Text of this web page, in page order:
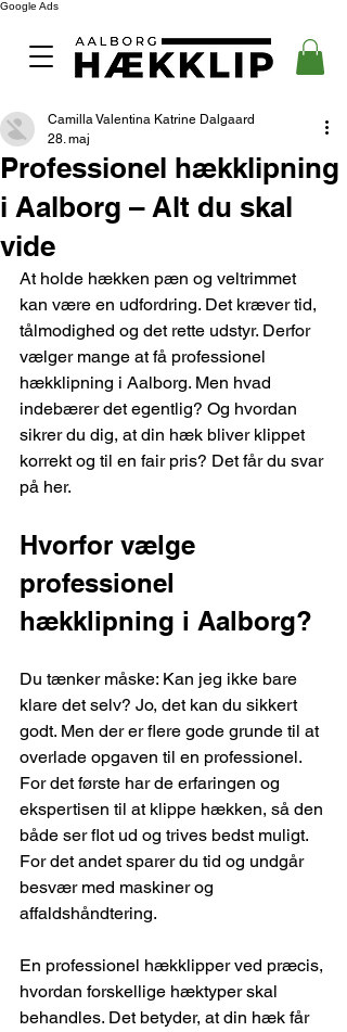
Google Ads
Professionel hækklipning
i Aalborg – Alt du skal
vide
Camilla Valentina Katrine Dalgaard
28. maj
At holde hækken pæn og veltrimmet
kan være en udfordring. Det kræver tid,
tålmodighed og det rette udstyr. Derfor
vælger mange at få professionel
hækklipning i Aalborg. Men hvad
indebærer det egentlig? Og hvordan
sikrer du dig, at din hæk bliver klippet
korrekt og til en fair pris? Det får du svar
på her.
Hvorfor vælge
professionel
hækklipning i Aalborg?
Du tænker måske: Kan jeg ikke bare
klare det selv? Jo, det kan du sikkert
godt. Men der er flere gode grunde til at
overlade opgaven til en professionel.
For det første har de erfaringen og
ekspertisen til at klippe hækken, så den
både ser flot ud og trives bedst muligt.
For det andet sparer du tid og undgår
besvær med maskiner og
affaldshåndtering.
En professionel hækklipper ved præcis,
hvordan forskellige hæktyper skal
behandles. Det betyder, at din hæk får